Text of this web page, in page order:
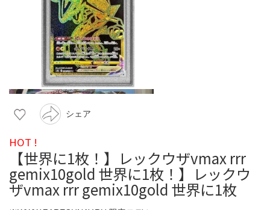
シェア
HOT !
【世界に1枚！】レックウザvmax rrr
gemix10gold 世界に1枚！】レックウ
ザvmax rrr gemix10gold 世界に1枚